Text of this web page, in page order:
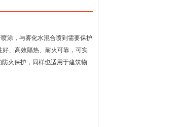
涂，与雾化水混合喷到需要保护
、高效隔热、耐火可靠，可实
火保护，同样也适用于建筑物